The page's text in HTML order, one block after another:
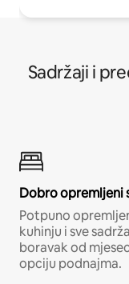
Sadržaji i
Dobro opremljeni
Potpuno
kuhinju i sve
boravak od
opciju podnajma.